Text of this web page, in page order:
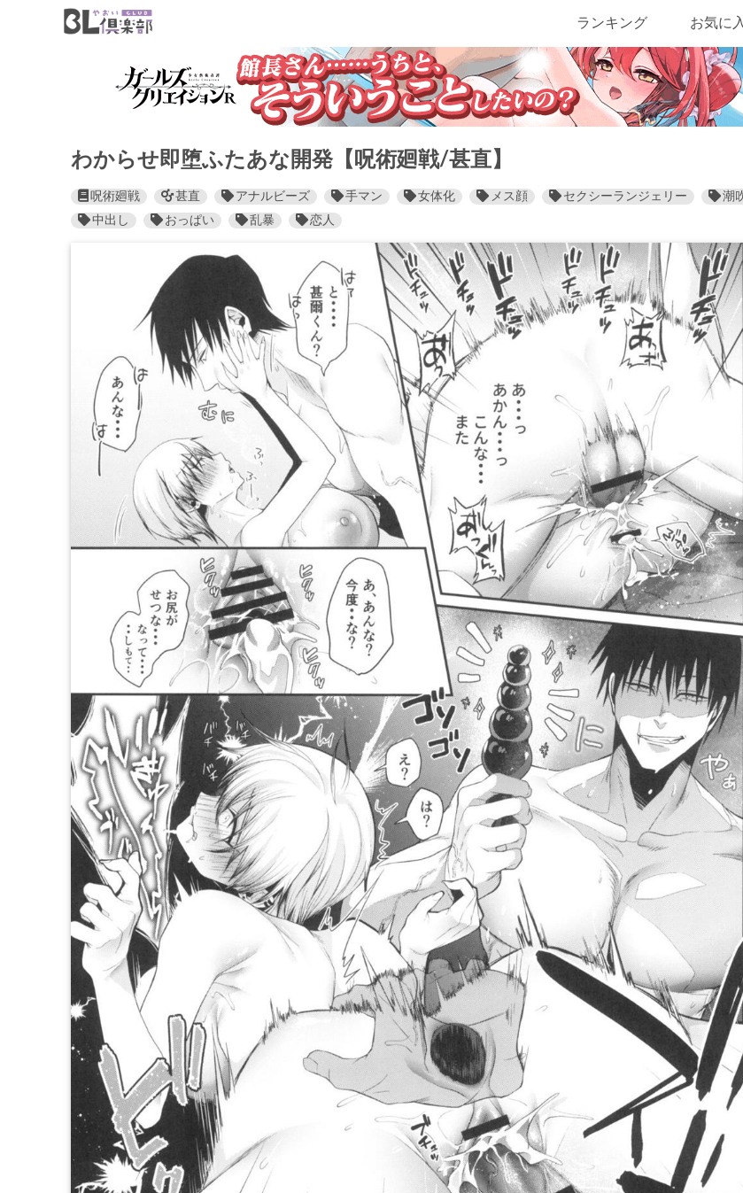
ランキング お気に
わからせ即堕ふたあな開発【呪術廻戦/甚直】
呪術廻戦 甚直 アナルビーズ 手マン 女体化 メス顔 セクシーランジェリー
潮
中出し
おっぱい 乱暴 恋人